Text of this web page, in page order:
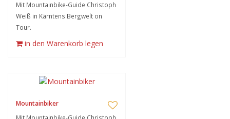
Mit Mountainbike-Guide Christoph
Weiß in Kärntens Bergwelt on
Tour.
in den Warenkorb legen
Mountainbiker